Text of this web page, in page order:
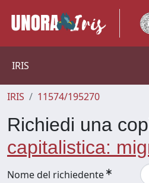
IRIS
IRIS 11574/195270
Richiedi una
capitalistica:
Nome del richiedente